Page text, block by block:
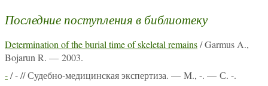
Последние поступления в библиотеку
Determination of the burial time of skeletal remains/ Garmus A.,
Bojarun R. — 2003.
-/ - // Судебно-медицинская экспертиза. — М., -. — С. -.